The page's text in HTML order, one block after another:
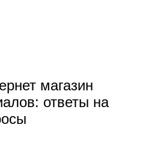
магазин
ответы на